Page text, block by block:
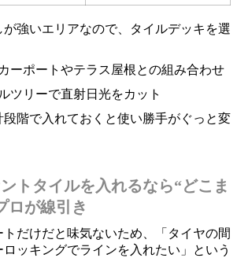
強いエリアなので、タイルデッキを選
ーポートやテラス屋根との組み合わせ
ツリーで直射日光をカット
段階で入れておくと使い勝手がぐっと変
トタイルを入れるなら“どこま
ロが線引き
だけだと味気ないため、「タイヤの間
ッキングでラインを入れたい」という